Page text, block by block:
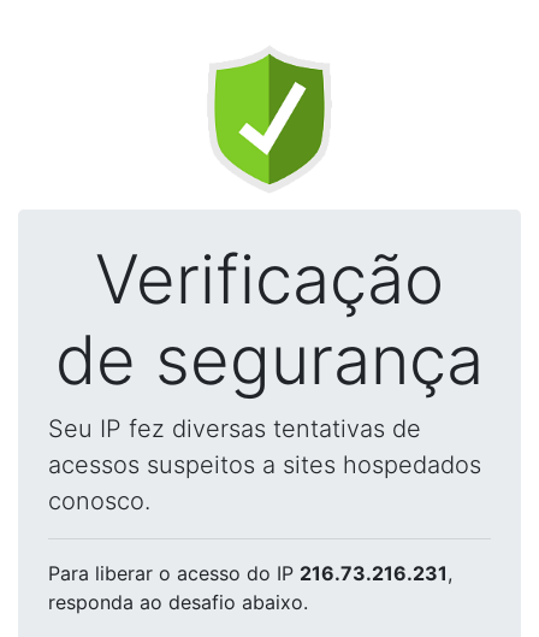
Verificação
de segurança
Seu IP fez diversas tentativas de
acessos suspeitos a sites hospedados
conosco.
Para liberar o acesso do IP 216.73.216.231,
responda ao desafio abaixo.